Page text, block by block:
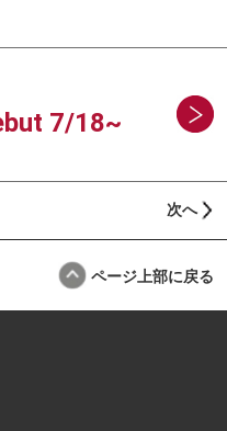
7/18~
次へ
ページ上部に戻る